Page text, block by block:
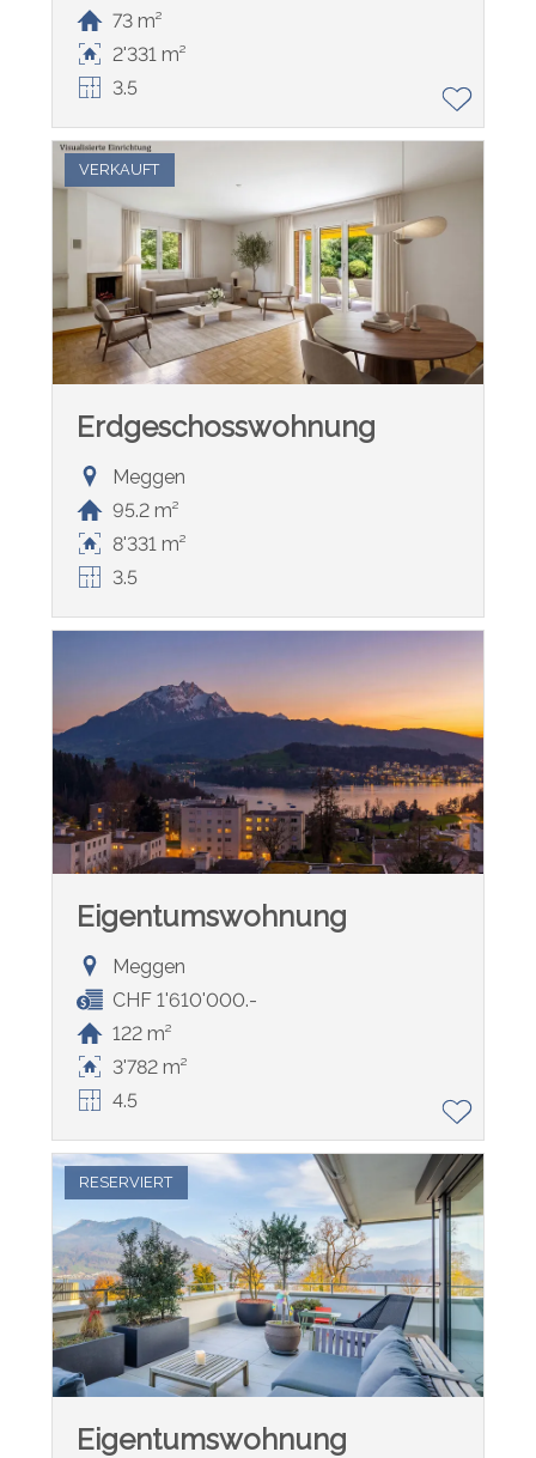
73 m²
2'331 m²
3.5
VERKAUFT
Erdgeschosswohnung
Meggen
95.2 m²
8'331 m²
3.5
Eigentumswohnung
Meggen
CHF 1'610'000.-
122 m²
3'782 m²
4.5
RESERVIERT
Eigentumswohnung